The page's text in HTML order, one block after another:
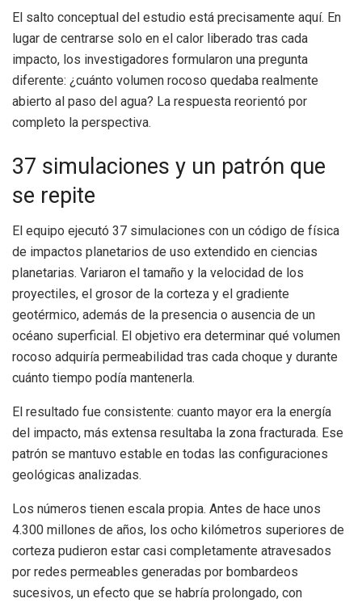
El salto conceptual del estudio está precisamente aquí. En
lugar de centrarse solo en el calor liberado tras cada
impacto, los investigadores formularon una pregunta
diferente: ¿cuánto volumen rocoso quedaba realmente
abierto al paso del agua? La respuesta reorientó por
completo la perspectiva.
37 simulaciones y un patrón que
se repite
El equipo ejecutó 37 simulaciones con un código de física
de impactos planetarios de uso extendido en ciencias
planetarias. Variaron el tamaño y la velocidad de los
proyectiles, el grosor de la corteza y el gradiente
geotérmico, además de la presencia o ausencia de un
océano superficial. El objetivo era determinar qué volumen
rocoso adquiría permeabilidad tras cada choque y durante
cuánto tiempo podía mantenerla.
El resultado fue consistente: cuanto mayor era la energía
del impacto, más extensa resultaba la zona fracturada. Ese
patrón se mantuvo estable en todas las configuraciones
geológicas analizadas.
Los números tienen escala propia. Antes de hace unos
4.300 millones de años, los ocho kilómetros superiores de
corteza pudieron estar casi completamente atravesados
por redes permeables generadas por bombardeos
sucesivos, un efecto que se habría prolongado, con